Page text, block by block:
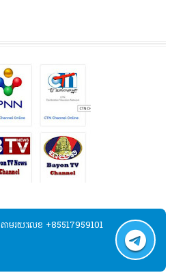
តាមរយៈលេខ +85517959101